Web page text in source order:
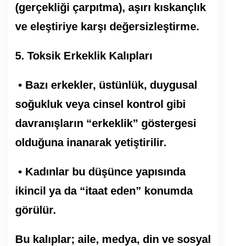
(gerçekliği çarpıtma), aşırı kıskançlık
ve eleştiriye karşı değersizleştirme.
5.⁠ ⁠Toksik Erkeklik Kalıpları
• Bazı erkekler, üstünlük, duygusal
soğukluk veya cinsel kontrol gibi
davranışların “erkeklik” göstergesi
olduğuna inanarak yetiştirilir.
• Kadınlar bu düşünce yapısında
ikincil ya da “itaat eden” konumda
görülür.
Bu kalıplar; aile, medya, din ve sosyal